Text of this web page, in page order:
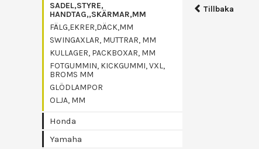
SADEL,STYRE,
HANDTAG,,SKÄRMAR,MM
FÄLG,EKRER,DÄCK,MM
SWINGAXLAR, MUTTRAR, MM
KULLAGER, PACKBOXAR, MM
FOTGUMMIN, KICKGUMMI, VXL,
BROMS MM
GLÖDLAMPOR
OLJA, MM
Honda
Yamaha
Tillbaka